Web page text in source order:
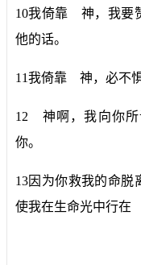
10我倚靠 神，我要
他的话。
11我倚靠 神，必不
12 神啊，我向你所
你。
13因为你救我的命脱
使我在生命光中行在